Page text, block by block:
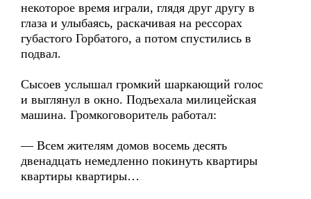
некоторое время играли, глядя друг другу в
глаза и улыбаясь, раскачивая на рессорах
губастого Горбатого, а потом спустились в
подвал.
Сысоев услышал громкий шаркающий голос
и выглянул в окно. Подъехала милицейская
машина. Громкоговоритель работал:
— Всем жителям домов восемь десять
двенадцать немедленно покинуть квартиры
квартиры квартиры…